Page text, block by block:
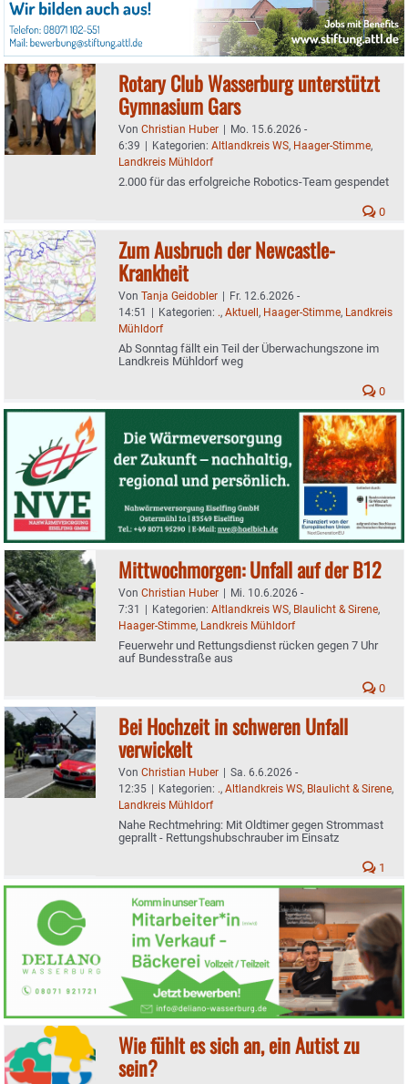
Rotary Club Wasserburg unterstützt
Gymnasium Gars
Von Christian Huber
Mo. 15.6.2026 -
6:39
Kategorien: Altlandkreis WS, Haager-Stimme,
Landkreis Mühldorf
2.000 für das erfolgreiche Robotics-Team gespendet
0
Zum Ausbruch der Newcastle-
Krankheit
Von Tanja Geidobler
Fr. 12.6.2026 -
14:51
Kategorien: ., Aktuell , Haager-Stimme, Landkreis
Mühldorf
Ab Sonntag fällt ein Teil der Überwachungszone im
Landkreis Mühldorf weg
0
Mittwochmorgen: Unfall auf der B12
Von Christian Huber | Mi. 10.6.2026 -
7:31 | Kategorien: Altlandkreis WS, Blaulicht & Sirene,
Haager-Stimme, Landkreis Mühldorf
Feuerwehr und Rettungsdienst rücken gegen 7 Uhr
auf Bundesstraße aus
0
Bei Hochzeit in schweren Unfall
verwickelt
Von Christian Huber | Sa. 6.6.2026 -
12:35 | Kategorien: ., Altlandkreis WS, Blaulicht & Sirene,
Landkreis Mühldorf
Nahe Rechtmehring: Mit Oldtimer gegen Strommast
geprallt - Rettungshubschrauber im Einsatz
1
Wie fühlt es sich an, ein Autist zu
sein?